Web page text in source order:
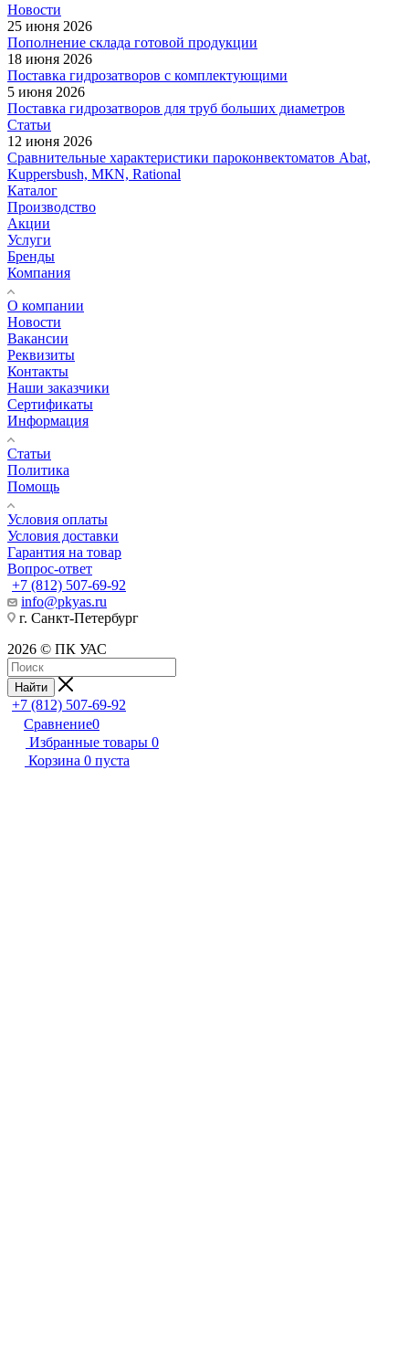
Новости
25 июня 2026
Пополнение склада готовой продукции
18 июня 2026
Поставка гидрозатворов с комплектующими
5 июня 2026
Поставка гидрозатворов для труб больших диаметров
Статьи
12 июня 2026
Сравнительные характеристики пароконвектоматов Abat,
Kuppersbush, МКN, Rational
Каталог
Производство
Акции
Услуги
Бренды
Компания
О компании
Новости
Вакансии
Реквизиты
Контакты
Наши заказчики
Сертификаты
Информация
Статьи
Политика
Помощь
Условия оплаты
Условия доставки
Гарантия на товар
Вопрос-ответ
+7 (812) 507-69-92
info@pkyas.ru
г. Санкт-Петербург
2026 © ПК УАС
Найти
+7 (812) 507-69-92
Сравнение0
Избранные товары 0
Корзина 0 пуста